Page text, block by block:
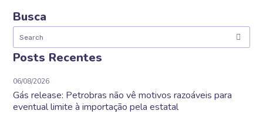
Busca
Posts Recentes
06/08/2026
Gás release: Petrobras não vê motivos razoáveis para
eventual limite à importação pela estatal